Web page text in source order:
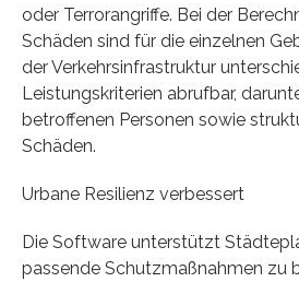
oder Terrorangriffe. Bei der
Schäden sind für die einzelnen
der Verkehrsinfrastruktur
Leistungskriterien abrufbar,
betroffenen Personen sowie
Schäden.
Urbane Resilienz verbessert
Die Software unterstützt
passende Schutzmaßnahmen zu